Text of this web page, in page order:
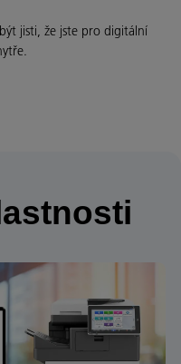
jisti, že jste pro digitální